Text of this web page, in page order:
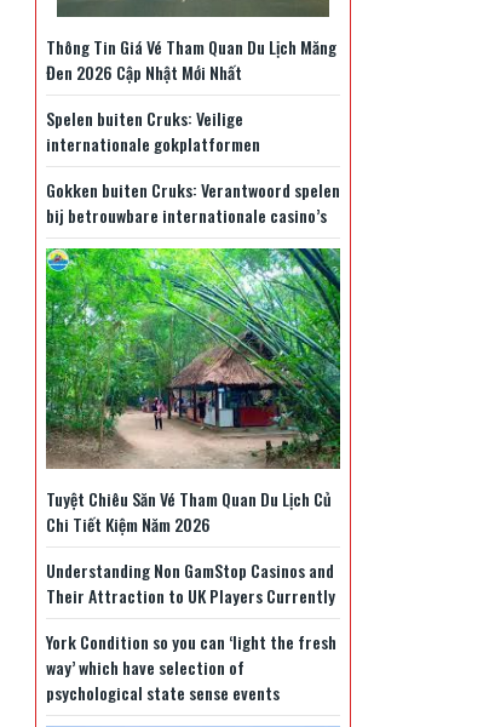
Thông Tin Giá Vé Tham Quan Du Lịch Măng
Đen 2026 Cập Nhật Mới Nhất
Spelen buiten Cruks: Veilige
internationale gokplatformen
Gokken buiten Cruks: Verantwoord spelen
bij betrouwbare internationale casino’s
Tuyệt Chiêu Săn Vé Tham Quan Du Lịch Củ
Chi Tiết Kiệm Năm 2026
Understanding Non GamStop Casinos and
Their Attraction to UK Players Currently
York Condition so you can ‘light the fresh
way’ which have selection of
psychological state sense events